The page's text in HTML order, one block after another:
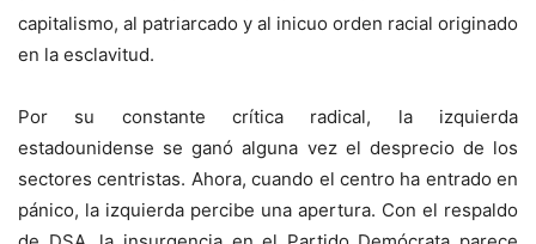
capitalismo, al patriarcado y al inicuo orden racial originado
en la esclavitud.
Por su constante crítica radical, la izquierda
estadounidense se ganó alguna vez el desprecio de los
sectores centristas. Ahora, cuando el centro ha entrado en
pánico, la izquierda percibe una apertura. Con el respaldo